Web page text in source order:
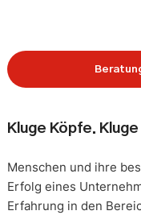
Kluge Köpfe.
Menschen und ihre
Erfolg eines
Erfahrung in den